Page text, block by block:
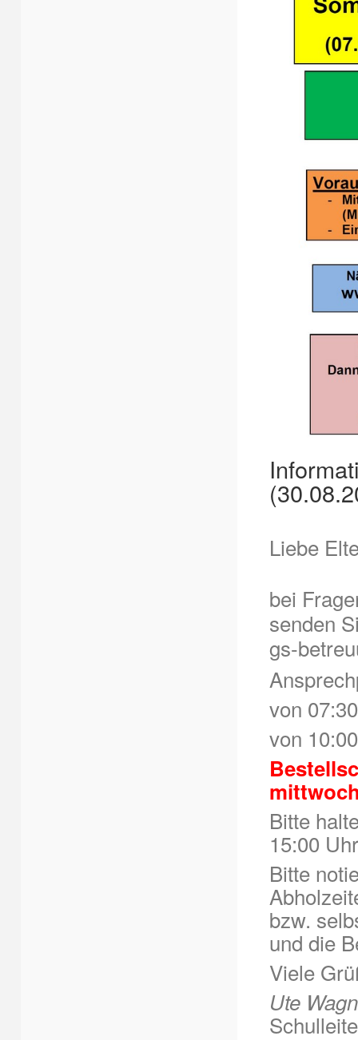
Liebe
bei
senden
gs-
von
von
Bitte
15:00
Bitte
bzw.
und die
Viele
Ute